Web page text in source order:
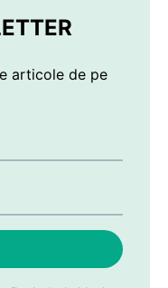
articole de pe